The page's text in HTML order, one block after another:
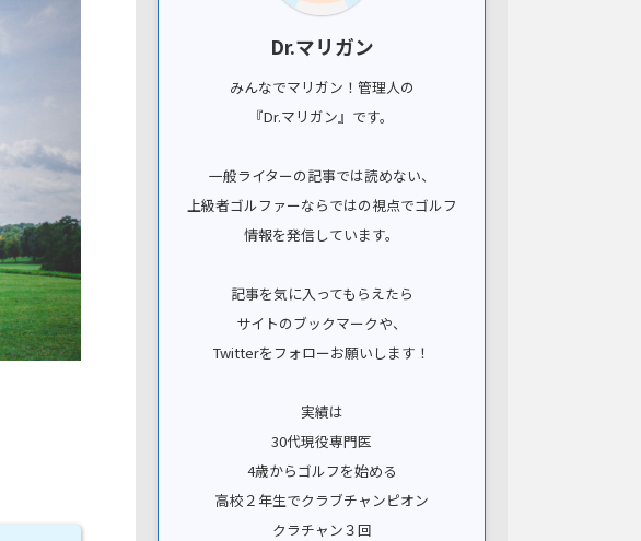
Dr.マリガン
みんなでマリガン！管理人の
『Dr.マリガン』です。
一般ライターの記事では読めない、
上級者ゴルファーならではの視点でゴルフ
情報を発信しています。
記事を気に入ってもらえたら
サイトのブックマークや、
Twitterをフォローお願いします！
実績は
30代現役専門医
4歳からゴルフを始める
高校２年生でクラブチャンピオン
クラチャン３回